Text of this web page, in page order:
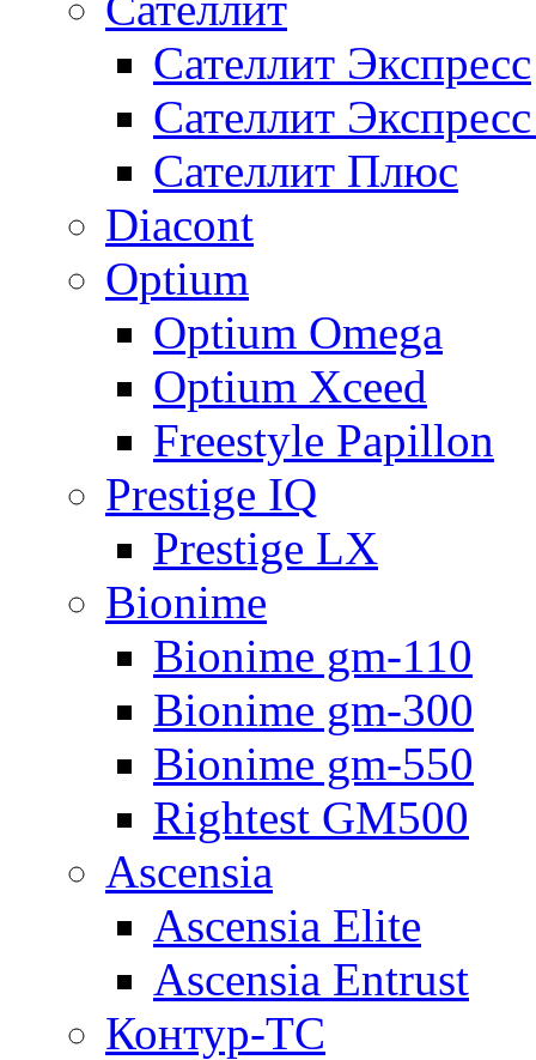
Сателлит Экспресс
Сателлит
Сателлит Плюс
Diacont
Optium
Optium Omega
Optium Xceed
Freestyle Papillon
Prestige IQ
Prestige LX
Bionime
Bionime gm-110
Bionime gm-300
Bionime gm-550
Rightest GM500
Ascensia
Ascensia Elite
Ascensia Entrust
Контур-ТС